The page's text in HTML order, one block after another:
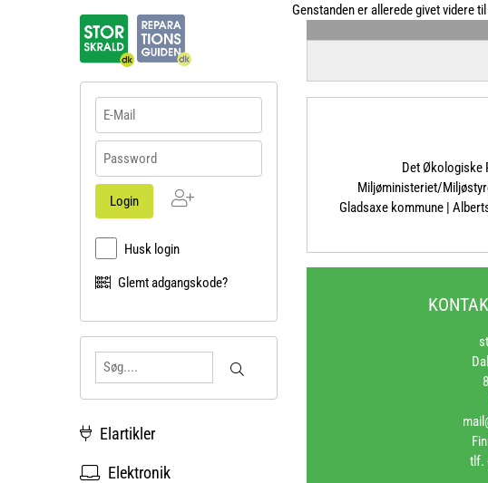
Login
Ny
Husk login
Glemt adgangskode?
Elartikler
Elektronik
Genstanden er allerede givet videre
Det Økologiske
Miljøministeriet/
Gladsaxe kommune |
tlf.